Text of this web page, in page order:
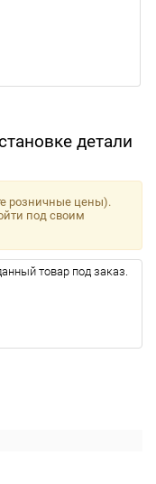
детали
розничные цены).
под своим
товар под заказ.